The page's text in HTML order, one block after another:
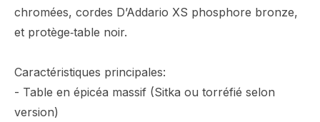
chromées, cordes D’Addario XS phosphore bronze,
et protège‑table noir.
Caractéristiques principales:
- Table en épicéa massif (Sitka ou torréfié selon
version)